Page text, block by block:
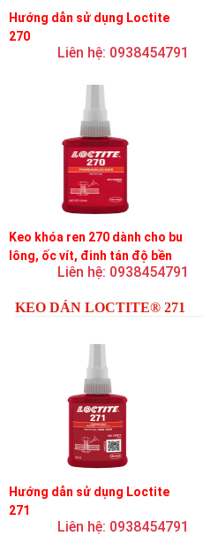
Hướng dẫn sử dụng Loctite
270
Liên hệ: 0938454791
Keo khóa ren 270 dành cho bu
lông, ốc vít, đinh tán độ bền
cao, khóa vĩnh viễn
Liên hệ: 0938454791
KEO DÁN LOCTITE® 271
Hướng dẫn sử dụng Loctite
271
Liên hệ: 0938454791